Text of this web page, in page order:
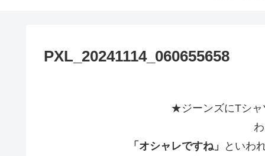
PXL_20241114_060655658
★ジーンズにTシャ
「オシャレですね」
といわ